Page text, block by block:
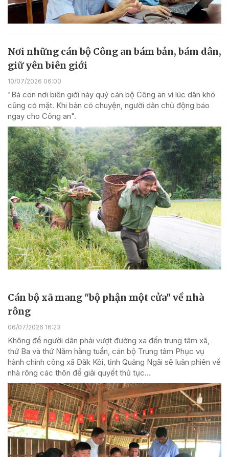
Nơi những cán bộ Công an bám bản, bám dân,
giữ yên biên giới
10/07/2026 06:00
"Bà con nơi biên giới này quý cán bộ Công an vì lúc dân khó
cũng có mặt. Khi bản có chuyện, người dân chủ động báo
ngay cho Công an".
Cán bộ xã mang "bộ phận một cửa" về nhà
rông
06/07/2026 16:23
Không để người dân phải vượt đường xa đến trung tâm xã,
thứ Ba và thứ Năm hằng tuần, cán bộ Trung tâm Phục vụ
hành chính công xã Đăk Kôi, tỉnh Quảng Ngãi sẽ luân phiên về
nhà rông các thôn để giải quyết thủ tục...